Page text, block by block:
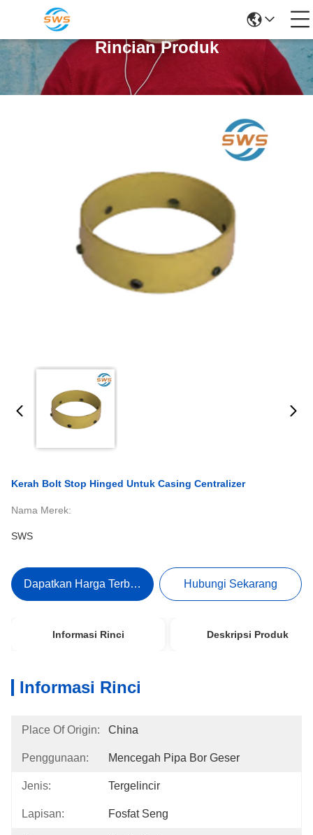
Rincian Produk
Kerah Bolt Stop Hinged Untuk Casing Centralizer
Nama Merek:
SWS
Dapatkan Harga Terbaik Hubungi Sekarang
Informasi Rinci Deskripsi Produk
Informasi Rinci
Place Of Origin: China
Penggunaan: Mencegah Pipa Bor Geser
Jenis: Tergelincir
Lapisan: Fosfat Seng